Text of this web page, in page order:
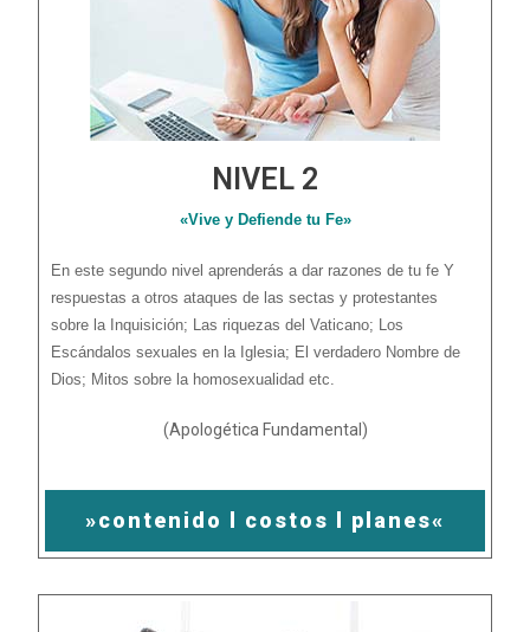
NIVEL 2
«Vive y Defiende tu Fe»
En este segundo nivel aprenderás a dar razones de tu fe Y
respuestas a otros ataques de las sectas y protestantes
sobre la Inquisición; Las riquezas del Vaticano; Los
Escándalos sexuales en la Iglesia; El verdadero Nombre de
Dios; Mitos sobre la homosexualidad etc.
(Apologética Fundamental)
»contenido l costos l planes«